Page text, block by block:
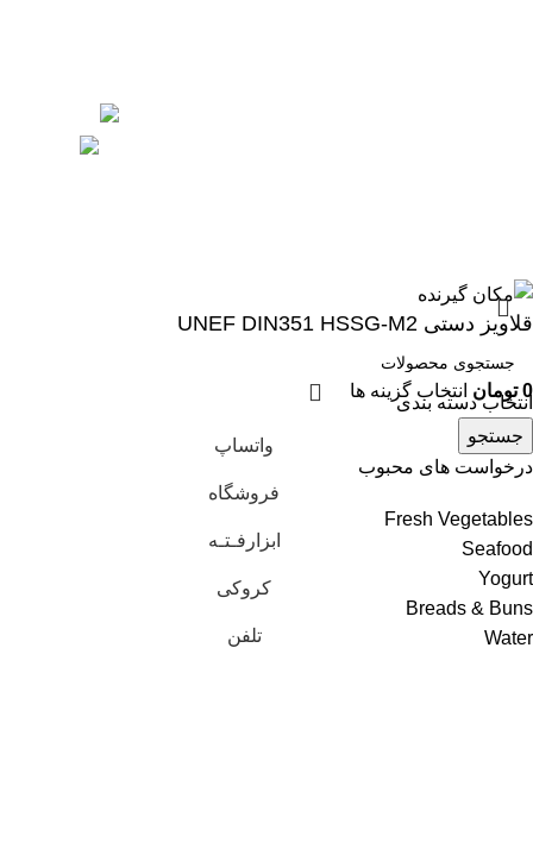
انتخاب دسته بندی
جستجو
درخواست های محبوب
Fresh Vegetables
Seafood
Yogurt
Breads & Buns
Water
قلاویز دستی UNEF DIN351 HSSG-M2
0 تومان انتخاب گزینه ها
واتساپ
فروشگاه
ابزارفـتـه
کروکی
تلفن